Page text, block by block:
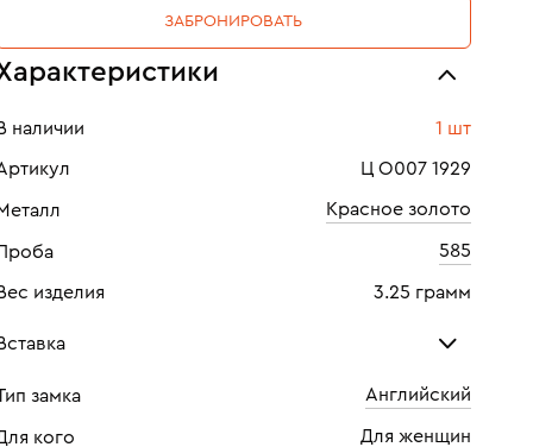
ЗАБРОНИРОВАТЬ
наличии 1 шт
Ц О007 1929
Красное золото
585
изделия 3.25 грамм
Топаз
замка Английский
кого Для женщин